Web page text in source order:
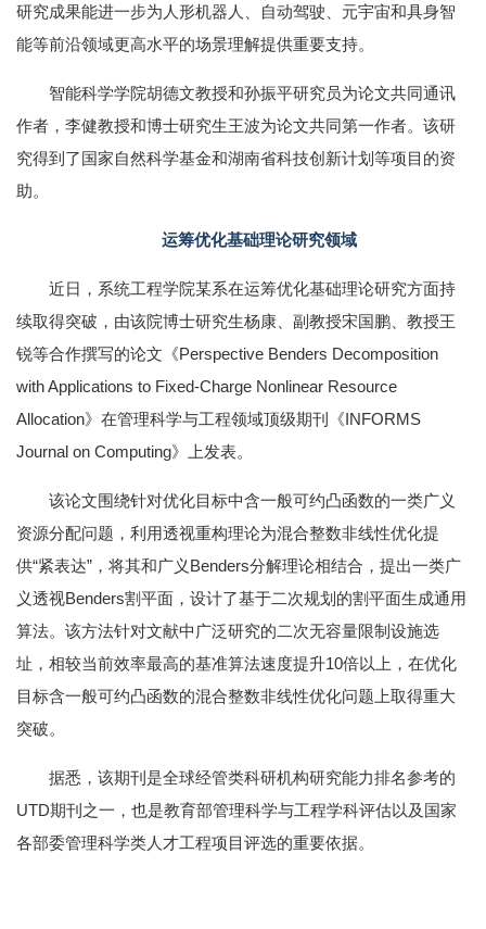
研究成果能进一步为人形机器人、自动驾驶、元宇宙和具身智
能等前沿领域更高水平的场景理解提供重要支持。
智能科学学院胡德文教授和孙振平研究员为论文共同通讯
作者，李健教授和博士研究生王波为论文共同第一作者。该研
究得到了国家自然科学基金和湖南省科技创新计划等项目的资
助。
运筹优化基础理论研究领域
近日，系统工程学院某系在运筹优化基础理论研究方面持
续取得突破，由该院博士研究生杨康、副教授宋国鹏、教授王
锐等合作撰写的论文《Perspective Benders Decomposition
with Applications to Fixed-Charge Nonlinear Resource
Allocation》在管理科学与工程领域顶级期刊《INFORMS
Journal on Computing》上发表。
该论文围绕针对优化目标中含一般可约凸函数的一类广义
资源分配问题，利用透视重构理论为混合整数非线性优化提
供“紧表达”，将其和广义Benders分解理论相结合，提出一类广
义透视Benders割平面，设计了基于二次规划的割平面生成通用
算法。该方法针对文献中广泛研究的二次无容量限制设施选
址，相较当前效率最高的基准算法速度提升10倍以上，在优化
目标含一般可约凸函数的混合整数非线性优化问题上取得重大
突破。
据悉，该期刊是全球经管类科研机构研究能力排名参考的
UTD期刊之一，也是教育部管理科学与工程学科评估以及国家
各部委管理科学类人才工程项目评选的重要依据。